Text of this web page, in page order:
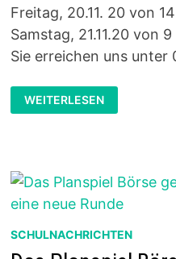
Freitag, 20.11. 20 von
Samstag, 21.11.20 von
Sie erreichen uns unter
INFORMATIONSTAG:
ONLINE-
ANGEBOTE
WEITERLESEN
SCHULNACHRICHTEN